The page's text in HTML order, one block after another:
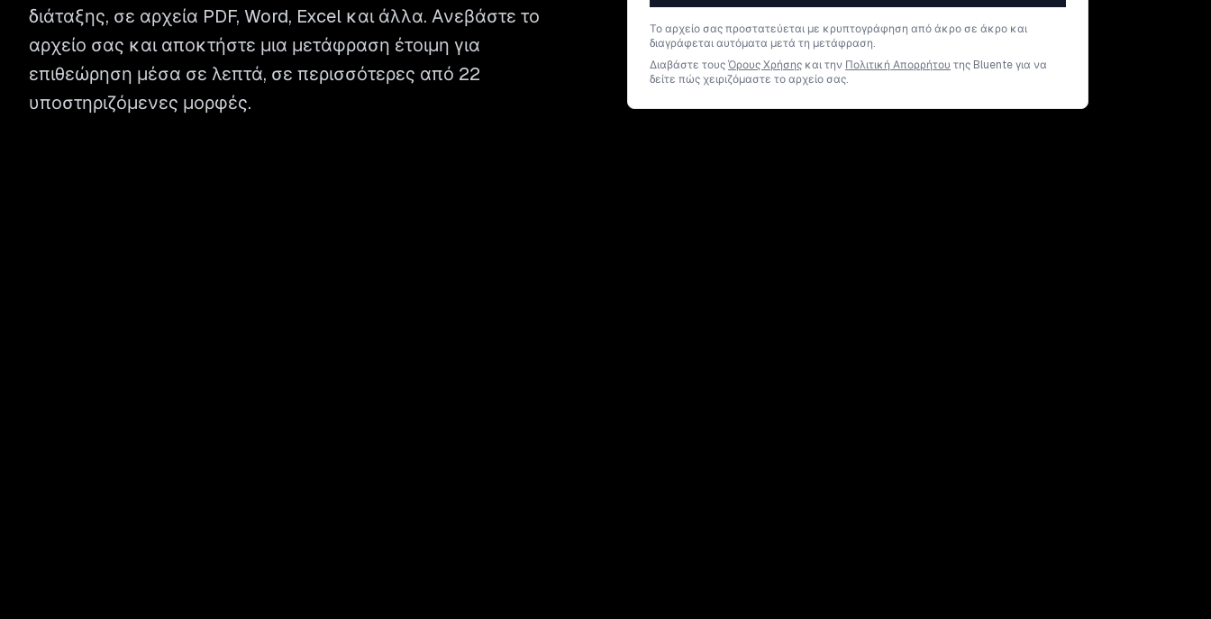
διάταξης, σε αρχεία PDF, Word, Excel και άλλα. Ανεβάστε το
αρχείο σας και αποκτήστε μια μετάφραση έτοιμη για
επιθεώρηση μέσα σε λεπτά, σε περισσότερες από 22
υποστηριζόμενες μορφές.
Το αρχείο σας προστατεύεται με κρυπτογράφηση από άκρο σε άκρο και
διαγράφεται αυτόματα μετά τη μετάφραση.
Διαβάστε τουςΌρους Χρήσης και την Πολιτική Απορρήτου της Bluente για να
δείτε πώς χειριζόμαστε το αρχείο σας.